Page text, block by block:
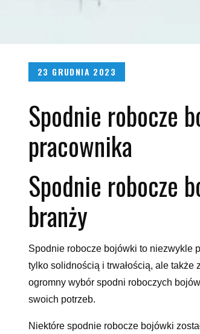
Posted
23 GRUDNIA 2023
Spodnie robocze
pracownika
Spodnie robocze
branży
Spodnie robocze bojówki to niezwykle
tylko solidnością i trwałością, ale
ogromny wybór spodni roboczych
swoich potrzeb.
Niektóre spodnie robocze bojówki